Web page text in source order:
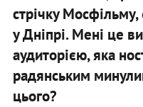
стрічку
у Дніпрі. Мені це
аудиторією, яка
радянським
цього?